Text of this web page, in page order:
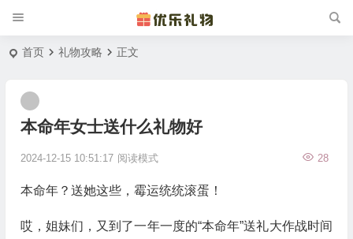
首页 礼物攻略 正文
本命年女士送什么礼物好
2024-12-15 10:51:17 28
阅读模式
本命年？送她这些，霉运统统滚蛋！
哎，姐妹们，又到了一年一度的“本命年”送礼大作战时间